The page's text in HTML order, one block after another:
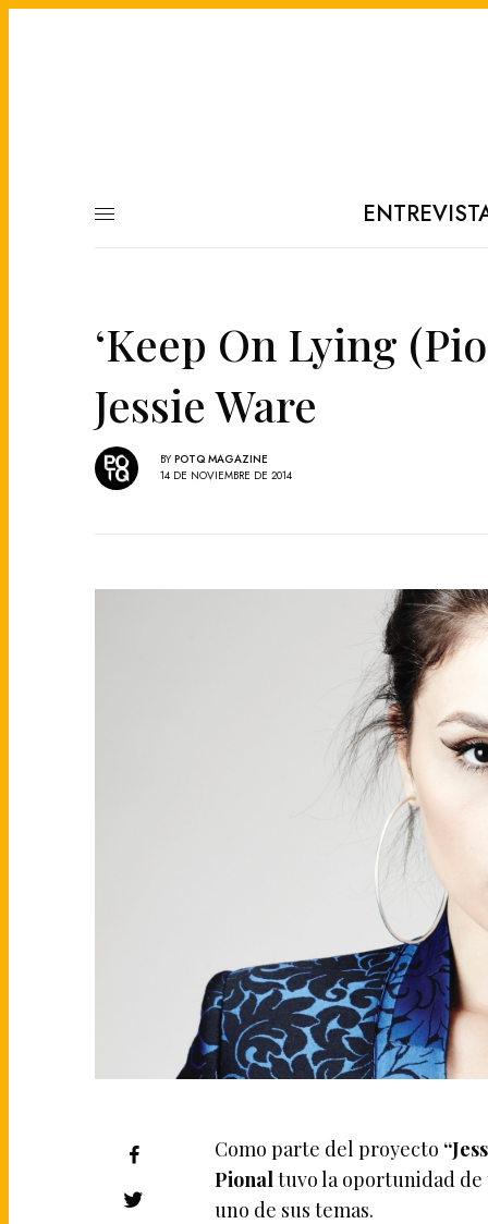
‘Keep On Lying
Jessie Ware
BY POTQ MAGAZINE
14 DE NOVIEMBRE DE 2014
Como parte del proyecto
Pional tuvo la oportunidad
uno de sus temas.